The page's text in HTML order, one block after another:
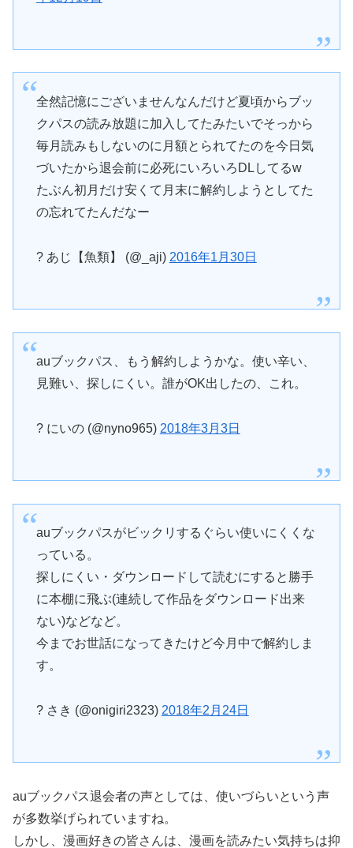
全然記憶にございませんなんだけど夏頃からブッ
クパスの読み放題に加入してたみたいでそっから
毎月読みもしないのに月額とられてたのを今日気
づいたから退会前に必死にいろいろDLしてるw
たぶん初月だけ安くて月末に解約しようとしてた
の忘れてたんだなー
? あじ【魚類】 (@_aji) 2016年1月30日
auブックパス、もう解約しようかな。使い辛い、
見難い、探しにくい。誰がOK出したの、これ。
? にいの (@nyno965) 2018年3月3日
auブックパスがビックリするぐらい使いにくくな
っている。
探しにくい・ダウンロードして読むにすると勝手
に本棚に飛ぶ(連続して作品をダウンロード出来
ない)などなど。
今までお世話になってきたけど今月中で解約しま
す。
? さき (@onigiri2323) 2018年2月24日
auブックパス退会者の声としては、使いづらいという声
が多数挙げられていますね。
しかし、漫画好きの皆さんは、漫画を読みたい気持ちは抑